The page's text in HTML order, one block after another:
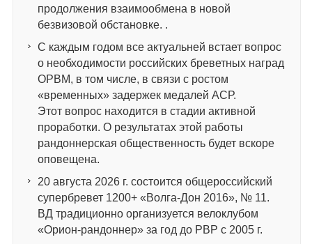
продолжения взаимообмена в новой
безвизовой обстановке. .
С каждым годом все актуальней встает вопрос
о необходимости российских бреветных наград
ОРВМ, в том числе, в связи с ростом
«временных» задержек медалей АСР.
Этот вопрос находится в стадии активной
проработки. О результатах этой работы
рандоннерская общественность будет вскоре
оповещена.
20 августа 2026 г. состоится общероссийский
супербревет 1200+ «Волга-Дон 2016», № 11.
ВД традиционно организуется велоклубом
«Орион-рандоннер» за год до РВР с 2005 г.